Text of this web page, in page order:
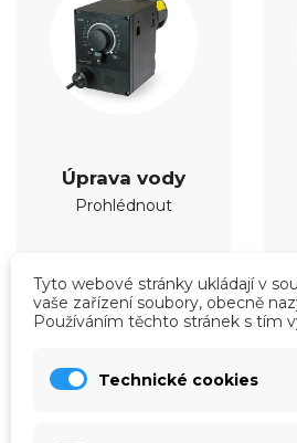
Úprava vody
Prohlédnout
Tyto webové stránky ukládají v
vaše zařízení soubory, obecně
Používáním těchto stránek s tím
Technické cookies